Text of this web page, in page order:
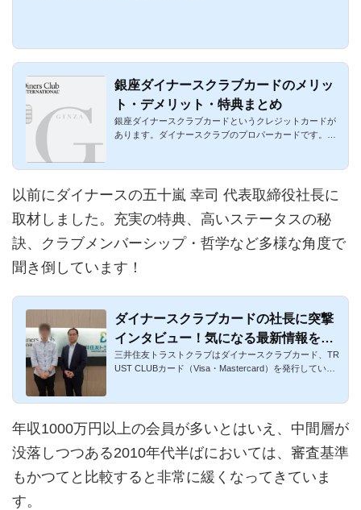
銀座ダイナースクラブカードのメリッ
ト・デメリット・特典まとめ
銀座ダイナースクラブカードというクレジットカードが
あります。ダイナースクラブのプロパーカードです。通
以前にダイナースの五十嵐 幸司 代表取締役社長に
取材しました。充実の特典、高いステータスの秘
訣、クラブメンバーシップ・哲学など多様な角度で
聞き倒しています！
ダイナースクラブカードの社長に突撃
インタビュー！気になる最新情報を根
こそぎ聞き倒しました！
三井住友トラストクラブはダイナースクラブカード、TR
UST CLUBカード（Visa・Mastercard）を発行していま
年収1000万円以上の会員が多いとはいえ、中間層が
没落しつつある2010年代半ばにおいては、審査基準
もかつてと比較すると非常に緩くなってきていま
す。